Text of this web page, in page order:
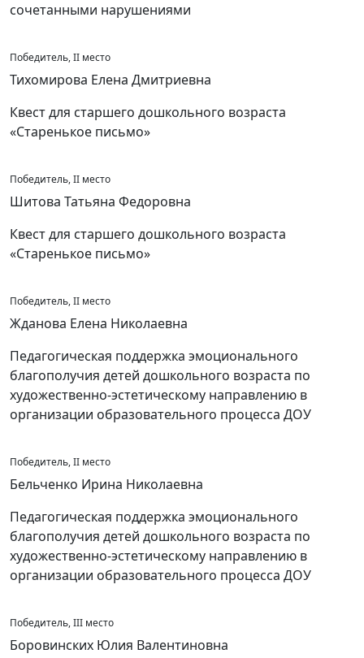
сочетанными нарушениями
Победитель, II место
Тихомирова Елена Дмитриевна
Квест для старшего дошкольного возраста
«Старенькое письмо»
Победитель, II место
Шитова Татьяна Федоровна
Квест для старшего дошкольного возраста
«Старенькое письмо»
Победитель, II место
Жданова Елена Николаевна
Педагогическая поддержка эмоционального
благополучия детей дошкольного возраста по
художественно-эстетическому направлению в
организации образовательного процесса ДОУ
Победитель, II место
Бельченко Ирина Николаевна
Педагогическая поддержка эмоционального
благополучия детей дошкольного возраста по
художественно-эстетическому направлению в
организации образовательного процесса ДОУ
Победитель, III место
Боровинских Юлия Валентиновна